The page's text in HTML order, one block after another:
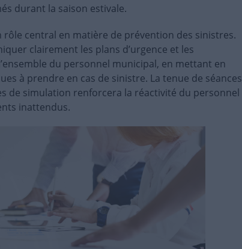
durant la saison estivale.
rôle central en matière de prévention des sinistres.
clairement les plans d’urgence et les
du personnel municipal, en mettant en
à prendre en cas de sinistre. La tenue de séances
de simulation renforcera la réactivité du personnel
inattendus.